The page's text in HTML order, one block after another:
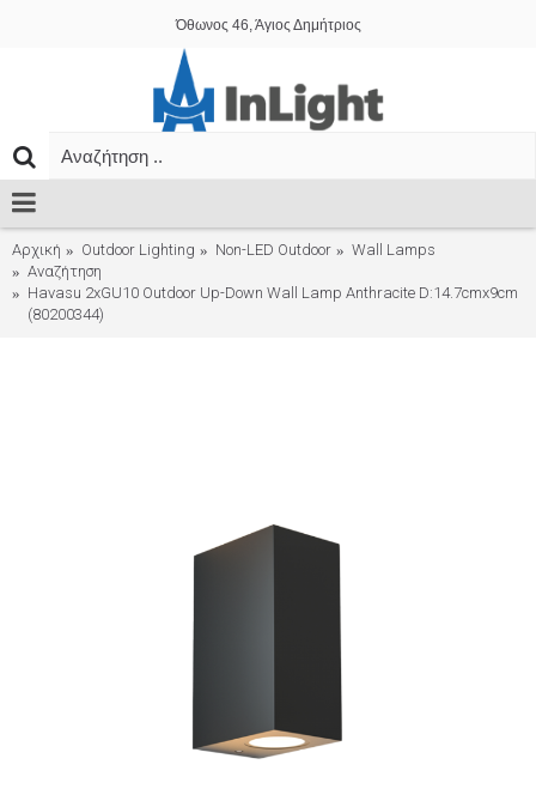
Όθωνος 46, Άγιος Δημήτριος
Αρχική Outdoor Lighting Non-LED Outdoor
Wall Lamps
Αναζήτηση
Havasu 2xGU10 Outdoor Up-Down Wall Lamp Anthracite D:14.7cmx9cm
(80200344)